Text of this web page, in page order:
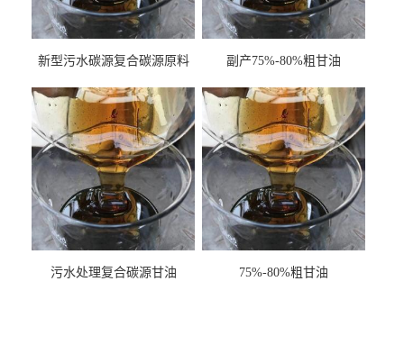
新型污水碳源复合碳源原料
副产75%-80%粗甘油
污水处理复合碳源甘油
75%-80%粗甘油